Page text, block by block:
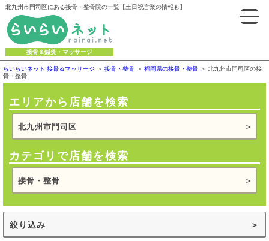
北九州市門司区にある接骨・整骨院の一覧【土日祝営業の情報も】
接骨＆鍼灸・マッサージ
らいらいネット 接骨＆マッサージ 接骨・整骨 福岡県の接骨・整骨
北九州市門司区の接
骨・整骨
エリアから店舗を検索
北九州市門司区
カテゴリで店舗を検索
接骨・整骨
絞り込み